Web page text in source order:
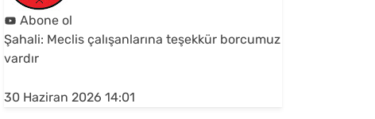
Abone ol
Şahali: Meclis çalışanlarına teşekkür borcumuz
vardır
30 Haziran 2026 14:01